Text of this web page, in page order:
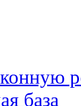
база